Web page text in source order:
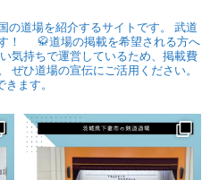
の道場を紹介するサイトです。
武道
！
🥋道場の掲載を希望される方へ
気持ちで運営しているため、掲載費
ぜひ道場の宣伝にご活用ください。
ます。